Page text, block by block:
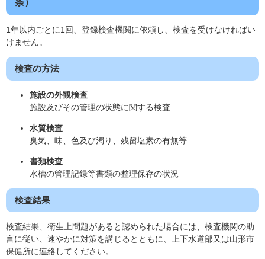
1年以内ごとに1回、登録検査機関に依頼し、検査を受けなければい
けません。
検査の方法
施設の外観検査
施設及びその管理の状態に関する検査
水質検査
臭気、味、色及び濁り、残留塩素の有無等
書類検査
水槽の管理記録等書類の整理保存の状況
検査結果
検査結果、衛生上問題があると認められた場合には、検査機関の助
言に従い、速やかに対策を講じるとともに、上下水道部又は山形市
保健所に連絡してください。